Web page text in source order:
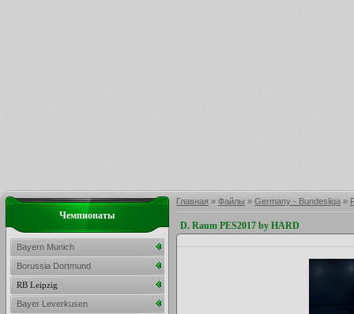
Главная » Файлы » Germany - Bundesliga »
D. Raum PES2017 by HARD
Чемпионаты
Bayern Munich
Borussia Dortmund
RB Leipzig
Bayer Leverkusen